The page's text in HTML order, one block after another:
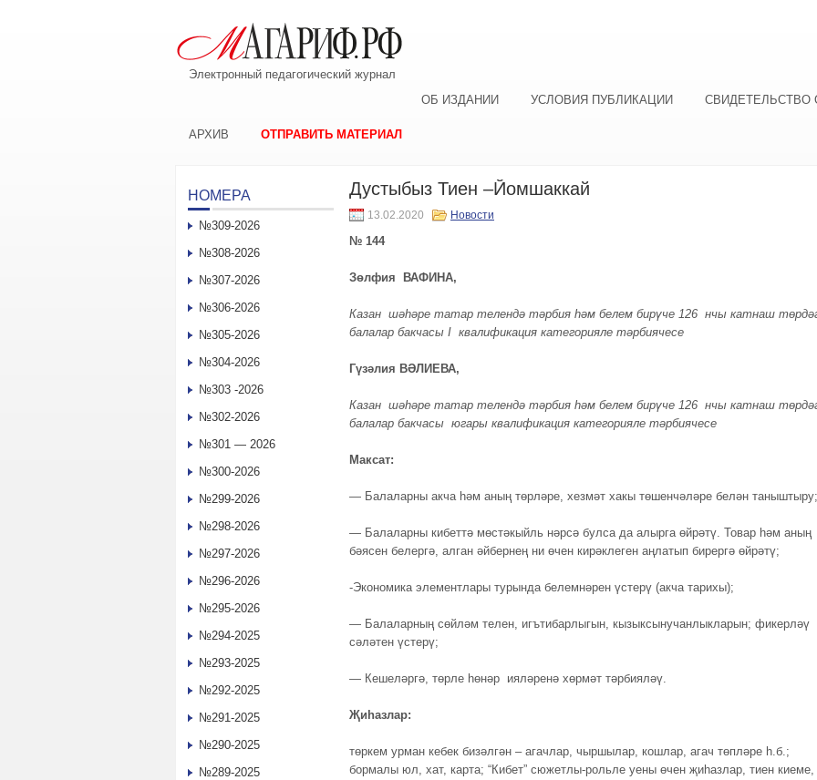
Электронный педагогический журнал
ОБ ИЗДАНИИ
УСЛОВИЯ ПУБЛИКАЦИИ СВИДЕТЕЛЬСТВО
АРХИВ ОТПРАВИТЬ МАТЕРИАЛ
Дустыбыз Тиен –Йомшаккай
13.02.2020 Новости
№ 144
Зөлфия ВАФИНА,
Казан шәһәре татар телендә тәрбия һәм белем бирүче 126 нчы катнаш
балалар бакчасы I квалификация категорияле тәрбиячесе
Гүзәлия ВӘЛИЕВА,
Казан шәһәре татар телендә тәрбия һәм белем бирүче 126 нчы катнаш
балалар бакчасы югары квалификация категорияле тәрбиячесе
Максат:
— Балаларны акча һәм аның төрләре, хезмәт хакы төшенчәләре белән таныштыру;
— Балаларны кибеттә мөстәкыйль нәрсә булса да алырга өйрәтү. Товар һәм аның
бәясен белергә, алган әйбернең ни өчен кирәклеген аңлатып бирергә өйрәтү;
-Экономика элементлары турында белемнәрен үстерү (акча тарихы);
— Балаларның сөйләм телен, игътибарлыгын, кызыксынучанлыкларын; фикерләү
сәләтен үстерү;
— Кешеләргә, төрле һөнәр ияләренә хөрмәт тәрбияләү.
Җиһазлар:
төркем урман кебек бизәлгән – агачлар, чыршылар, кошлар, агач төпләре һ.б.;
бормалы юл, хат, карта; “Кибет” сюжетлы-рольле уены өчен җиһазлар, тиен киеме,
НОМЕРА
№309-2026
№308-2026
№307-2026
№306-2026
№305-2026
№304-2026
№303 -2026
№302-2026
№301 — 2026
№300-2026
№299-2026
№298-2026
№297-2026
№296-2026
№295-2026
№294-2025
№293-2025
№292-2025
№291-2025
№290-2025
№289-2025